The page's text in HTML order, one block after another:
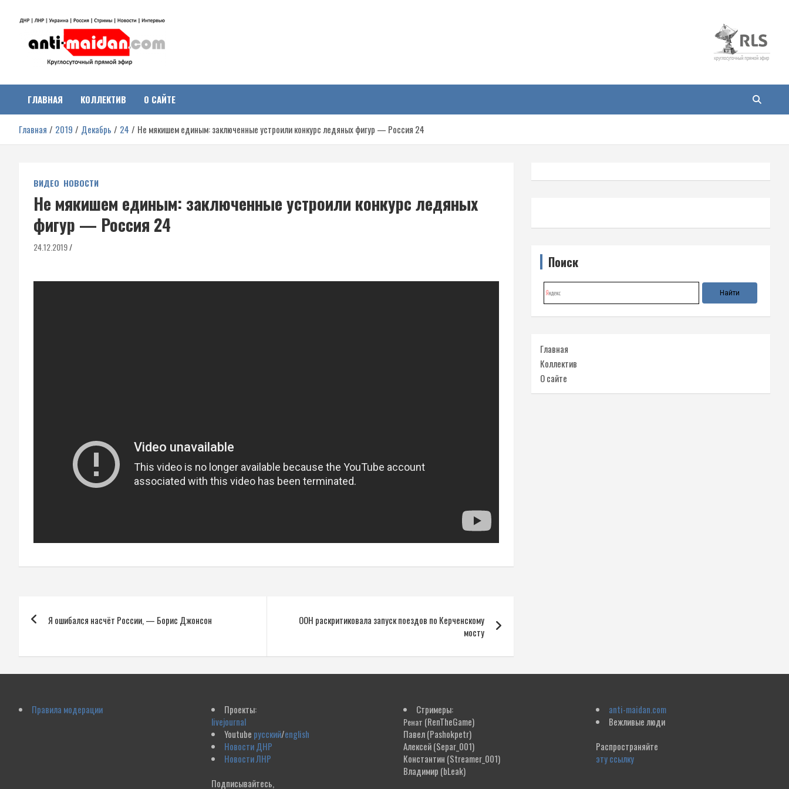
Антимайдан:
Гражданская война на
Украине
о гражданской войне на Украине, включая события в Новороссии,
ДНР, ЛНР и других регионах.
ГЛАВНАЯ КОЛЛЕКТИВ О САЙТЕ
Главная 2019 Декабрь 24 Не мякишем единым: заключенные устроили конкурс ледяных фигур — Россия 24
ВИДЕО НОВОСТИ
Не мякишем единым: заключенные устроили конкурс ледяных
фигур — Россия 24
24.12.2019
Навигация
по
записям
Я ошибался насчёт России, — Борис Джонсон
ООН раскритиковала запуск поездов по Керченскому
мосту
Поиск
Главная
Коллектив
О сайте
Правила модерации
Проекты:
livejournal
Youtube русский/english
Новости ДНР
Новости ЛНР
Подписывайтесь,
Стримеры:
Ренат (RenTheGame)
Павел(Pashokpetr)
Алексей(Separ_001)
Константин (Streamer_001)
Владимир (bLeak)
anti-maidan.com
Вежливые люди
Распространяйте
эту ссылку